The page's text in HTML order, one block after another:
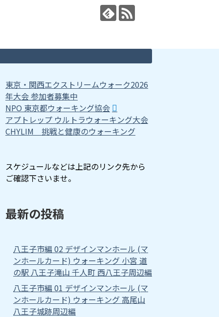
東京・関西エクストリームウォーク2026
年大会 参加者募集中
NPO 東京都ウォーキング協会
アプトレップ ウルトラウォーキング大会
CHYLIM 挑戦と健康のウォーキング
スケジュールなどは上記のリンク先から
ご確認下さいませ。
最新の投稿
八王子市編 02 デザインマンホール (マ
ンホールカード) ウォーキング 小宮 道
の駅 八王子滝山 千人町 西八王子周辺編
八王子市編 01 デザインマンホール (マ
ンホールカード) ウォーキング 高尾山
八王子城跡周辺編